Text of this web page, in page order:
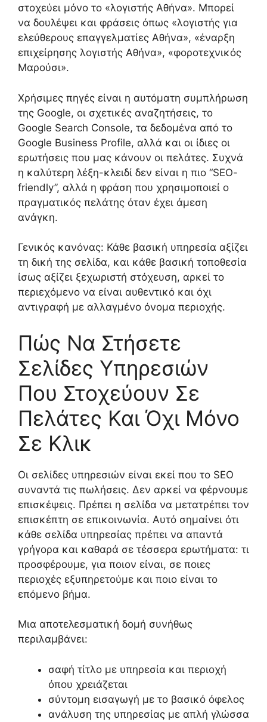
στοχεύει μόνο το «λογιστής Αθήνα». Μπορεί
να δουλέψει και φράσεις όπως «λογιστής για
ελεύθερους επαγγελματίες Αθήνα», «έναρξη
επιχείρησης λογιστής Αθήνα», «φοροτεχνικός
Μαρούσι».
Χρήσιμες πηγές είναι η αυτόματη συμπλήρωση
της Google, οι σχετικές αναζητήσεις, το
Google Search Console, τα δεδομένα από το
Google Business Profile, αλλά και οι ίδιες οι
ερωτήσεις που μας κάνουν οι πελάτες. Συχνά
η καλύτερη λέξη-κλειδί δεν είναι η πιο “SEO-
friendly”, αλλά η φράση που χρησιμοποιεί ο
πραγματικός πελάτης όταν έχει άμεση
ανάγκη.
Γενικός κανόνας: Κάθε βασική υπηρεσία αξίζει
τη δική της σελίδα, και κάθε βασική τοποθεσία
ίσως αξίζει ξεχωριστή στόχευση, αρκεί το
περιεχόμενο να είναι αυθεντικό και όχι
αντιγραφή με αλλαγμένο όνομα περιοχής.
Πώς Να Στήσετε
Σελίδες Υπηρεσιών
Που Στοχεύουν Σε
Πελάτες Και Όχι Μόνο
Σε Κλικ
Οι σελίδες υπηρεσιών είναι εκεί που το SEO
συναντά τις πωλήσεις. Δεν αρκεί να φέρνουμε
επισκέψεις. Πρέπει η σελίδα να μετατρέπει τον
επισκέπτη σε επικοινωνία. Αυτό σημαίνει ότι
κάθε σελίδα υπηρεσίας πρέπει να απαντά
γρήγορα και καθαρά σε τέσσερα ερωτήματα: τι
προσφέρουμε, για ποιον είναι, σε ποιες
περιοχές εξυπηρετούμε και ποιο είναι το
επόμενο βήμα.
Μια αποτελεσματική δομή συνήθως
περιλαμβάνει:
σαφή τίτλο με υπηρεσία και περιοχή
όπου χρειάζεται
σύντομη εισαγωγή με το βασικό όφελος
ανάλυση της υπηρεσίας με απλή γλώσσα